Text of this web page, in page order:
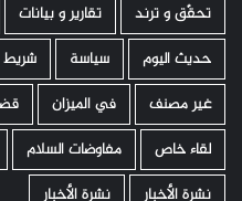
تحقّق و ترند
تقارير و بيانات
حديث اليوم
سياسة شريط
غير مصنف
في الميزان
لقاء خاص
مفاوضات السلام
نشرة الأخبار
نشرة الأخبار